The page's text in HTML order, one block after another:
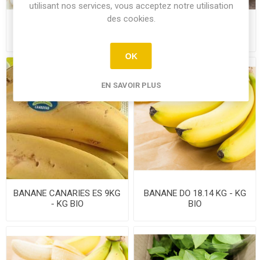
AMANDE EFFILEE VRAC
AMANDE POUDRE ES 10 KG
BANANE CANARIES ES 9KG
- KG BIO
BANANE DO 18.14 KG - KG
BIO
utilisant nos services, vous acceptez notre utilisation
des cookies.
OK
EN SAVOIR PLUS